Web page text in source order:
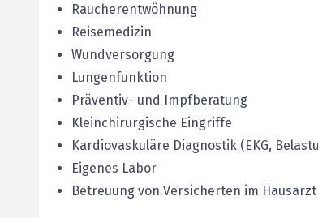
Raucherentwöhnung
Reisemedizin
Wundversorgung
Lungenfunktion
Präventiv- und Impfberatung
Kleinchirurgische Eingriffe
Kardiovaskuläre Diagnostik (EKG,
Eigenes Labor
Betreuung von Versicherten im